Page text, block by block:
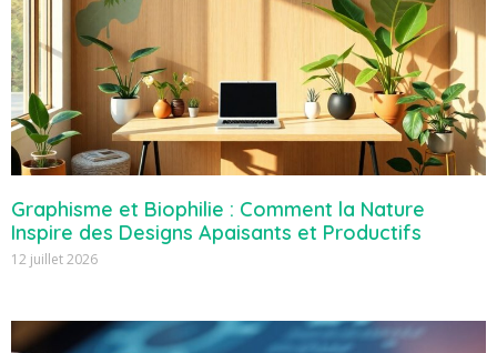
Graphisme et Biophilie : Comment la Nature
Inspire des Designs Apaisants et Productifs
12 juillet 2026